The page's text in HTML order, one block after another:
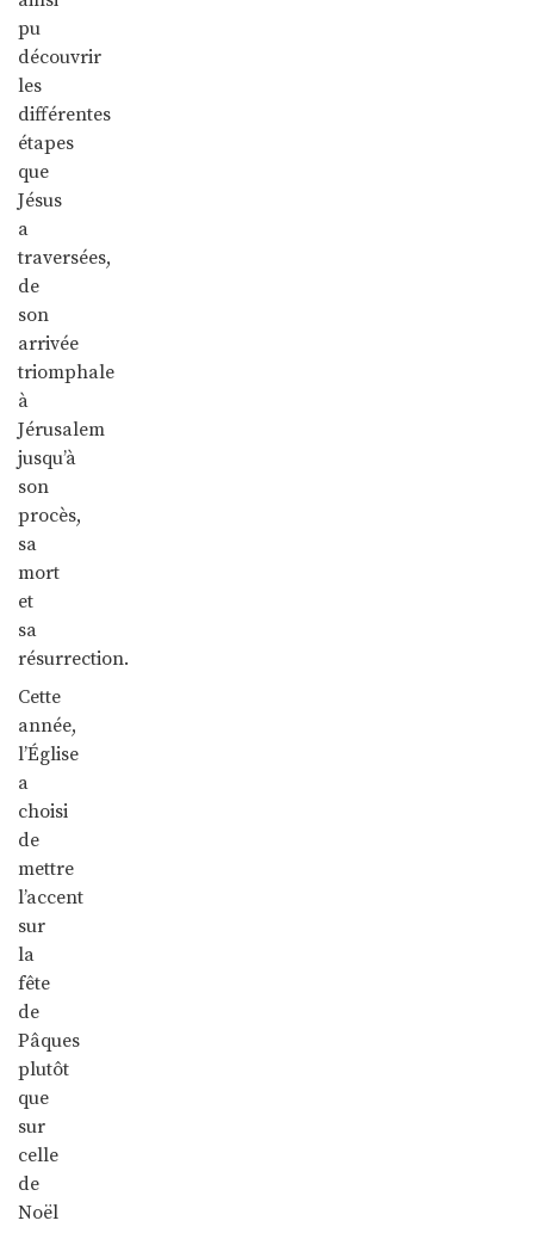
pu
découvrir
les
différentes
étapes
que
Jésus
a
traversées,
de
son
arrivée
triomphale
à
Jérusalem
jusqu’à
son
procès,
sa
mort
et
sa
résurrection.
Cette
année,
l’Église
a
choisi
de
mettre
l’accent
sur
la
fête
de
Pâques
plutôt
que
sur
celle
de
Noël